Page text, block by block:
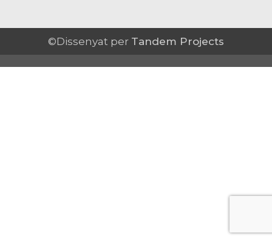
©Dissenyat per Tandem Projects